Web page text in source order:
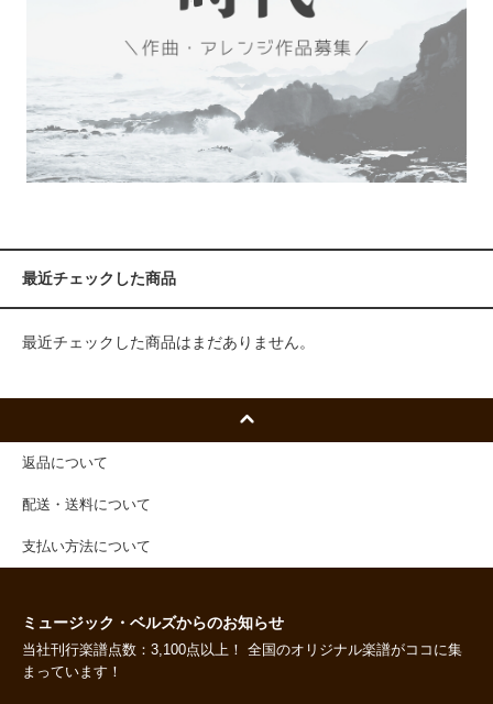
最近チェックした商品
最近チェックした商品はまだありません。
返品について
配送・送料について
支払い方法について
ミュージック・ベルズからのお知らせ
当社刊行楽譜点数：3,100点以上！ 全国のオリジナル楽譜がココに集
まっています！